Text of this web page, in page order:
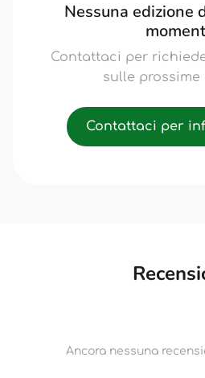
Nessuna edizione
Contattaci per
sulle prossime
Contattaci per
Ancora nessuna